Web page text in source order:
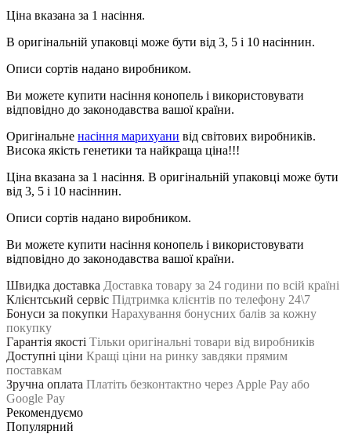
Ціна вказана за 1 насіння.
В оригінальній упаковці може бути від 3, 5 і 10 насіннин.
Описи сортів надано виробником.
Ви можете купити насіння конопель і використовувати
відповідно до законодавства вашої країни.
Оригінальне насіння марихуани від світових виробників.
Висока якість генетики та найкраща ціна!!!
Ціна вказана за 1 насіння. В оригінальній упаковці може бути
від 3, 5 і 10 насіннин.
Описи сортів надано виробником.
Ви можете купити насіння конопель і використовувати
відповідно до законодавства вашої країни.
Швидка доставка Доставка товару за 24 години по всій країні
Клієнтський сервіс Підтримка клієнтів по телефону 24\7
Бонуси за покупки Нарахування бонусних балів за кожну
покупку
Гарантія якості Тільки оригінальні товари від виробників
Доступні ціни Кращі ціни на ринку завдяки прямим
поставкам
Зручна оплата Платіть безконтактно через Apple Pay або
Google Pay
Рекомендуємо
Популярний